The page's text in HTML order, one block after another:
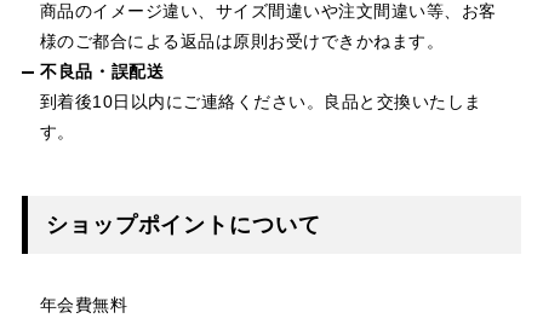
商品のイメージ違い、サイズ間違いや注文間違い等、お客
様のご都合による返品は原則お受けできかねます。
不良品・誤配送
到着後10日以内にご連絡ください。良品と交換いたしま
す。
ショップポイントについて
年会費無料